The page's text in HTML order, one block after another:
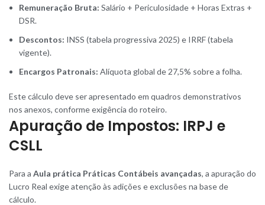
Remuneração Bruta: Salário + Periculosidade + Horas Extras +
DSR.
Descontos: INSS (tabela progressiva 2025) e IRRF (tabela
vigente).
Encargos Patronais: Alíquota global de 27,5% sobre a folha.
Este cálculo deve ser apresentado em quadros demonstrativos
nos anexos, conforme exigência do roteiro.
Apuração de Impostos: IRPJ e
CSLL
Para a Aula prática Práticas Contábeis avançadas, a apuração do
Lucro Real exige atenção às adições e exclusões na base de
cálculo.